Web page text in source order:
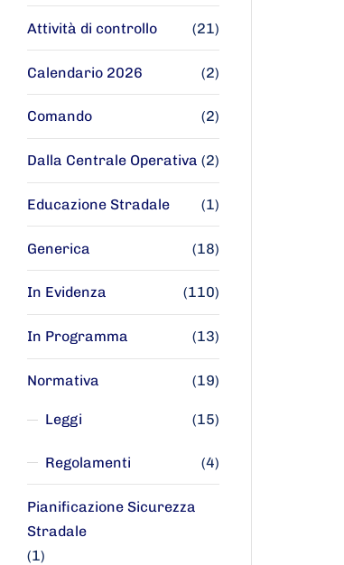
Attività di controllo (21)
Calendario 2026 (2)
Comando (2)
Dalla Centrale Operativa (2)
Educazione Stradale (1)
Generica (18)
In Evidenza (110)
In Programma (13)
Normativa (19)
Leggi (15)
Regolamenti (4)
Pianificazione Sicurezza
Stradale
(1)